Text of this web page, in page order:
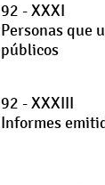
92 - XXXI
Personas que
públicos
92 - XXXIII
Informes